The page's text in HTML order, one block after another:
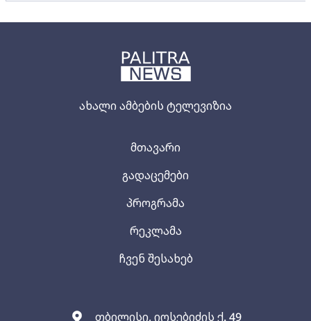
ახალი ამბების ტელევიზია
თბილისი, იოსებიძის ქ. 49
მთავარი
გადაცემები
პროგრამა
რეკლამა
ჩვენ შესახებ